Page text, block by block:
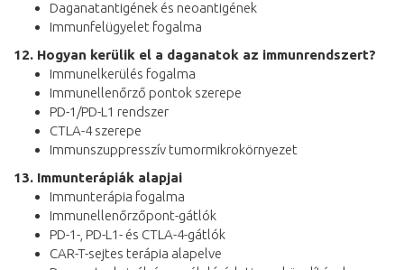
Daganatantigének és neoantigének
Immunfelügyelet fogalma
12. Hogyan kerülik el a daganatok az immunrendszert?
Immunelkerülés fogalma
Immunellenőrző pontok szerepe
PD-1/PD-L1 rendszer
CTLA-4 szerepe
Immunszuppresszív tumormikrokörnyezet
13. Immunterápiák alapjai
Immunterápia fogalma
Immunellenőrzőpont-gátlók
PD-1-, PD-L1- és CTLA-4-gátlók
CAR-T-sejtes terápia alapelve